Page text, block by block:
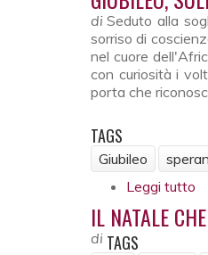
di Seduto alla
sorriso di
nel cuore
con curiosità i
porta che
TAGS
Giubileo
Leggi tutto
IL NATALE
di TAGS